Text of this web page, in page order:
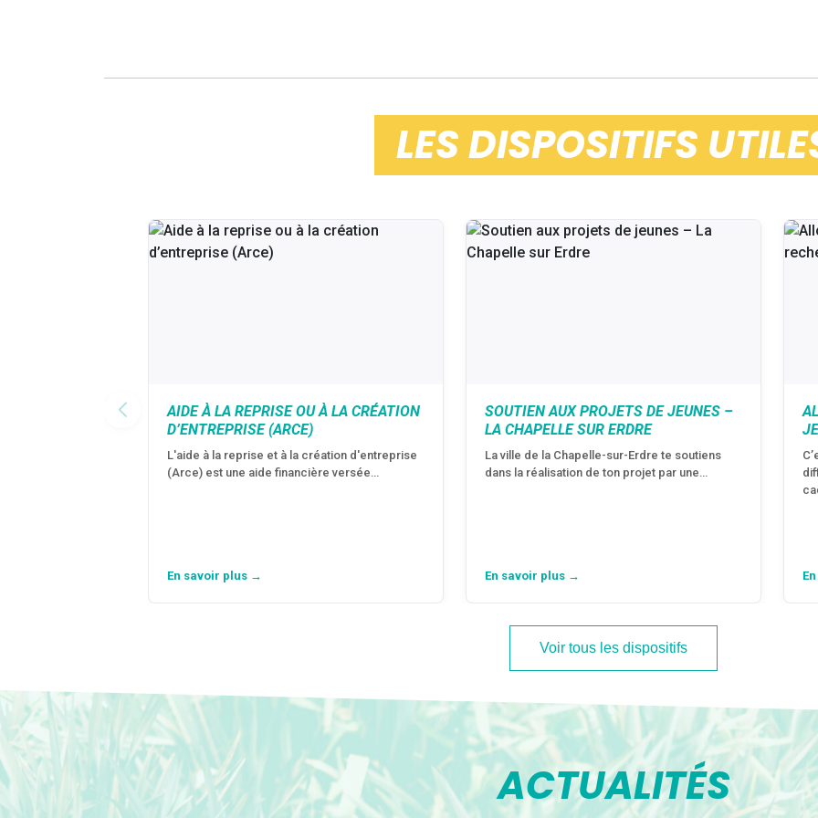
LES DISPOSITIFS
AIDE À LA REPRISE OU À LA CRÉATION
D’ENTREPRISE (ARCE)
L'aide à la reprise et à la création d'entreprise
(Arce) est une aide financière versée…
En savoir plus →
SOUTIEN AUX PROJETS DE JEUNES –
LA CHAPELLE SUR ERDRE
La ville de la Chapelle-sur-Erdre te soutiens
dans la réalisation de ton projet par une…
En savoir plus →
Voir tous les dispositifs
ACTUALITÉS